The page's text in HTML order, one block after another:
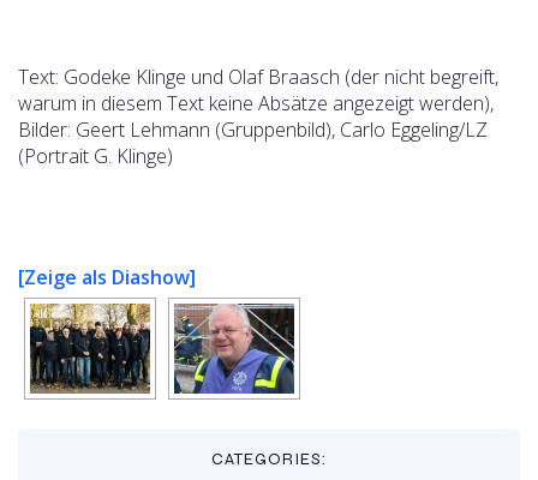
Text: Godeke Klinge und Olaf Braasch (der nicht begreift,
warum in diesem Text keine Absätze angezeigt werden),
Bilder: Geert Lehmann (Gruppenbild), Carlo Eggeling/LZ
(Portrait G. Klinge)
[Zeige als Diashow]
CATEGORIES: